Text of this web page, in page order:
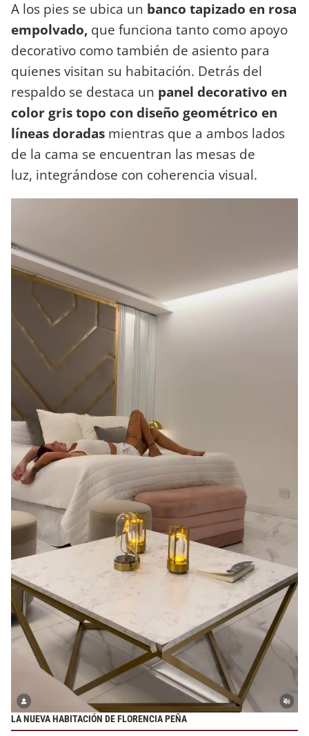
A los pies se ubica un banco tapizado en rosa
empolvado, que funciona tanto como apoyo
decorativo como también de asiento para
quienes visitan su habitación. Detrás del
respaldo se destaca un panel decorativo en
color gris topo con diseño geométrico en
líneas doradas mientras que a ambos lados
de la cama se encuentran las mesas de
luz, integrándose con coherencia visual.
LA NUEVA HABITACIÓN DE FLORENCIA PEÑA